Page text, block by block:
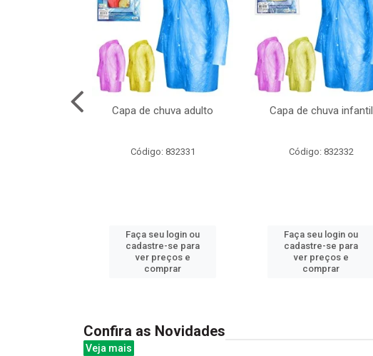
Capa de chuva adulto
Código: 832331
Faça seu login ou
cadastre-se para
ver preços e
comprar
Capa de chuva infantil
Código: 832332
Faça seu login ou
cadastre-se para
ver preços e
comprar
Confira as Novidades
Veja mais